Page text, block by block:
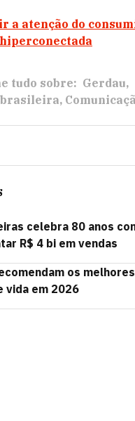
a atenção do
tudo sobre: Gerdau
celebra 80 anos
R$ 4 bi em vendas
os
vida em 2026